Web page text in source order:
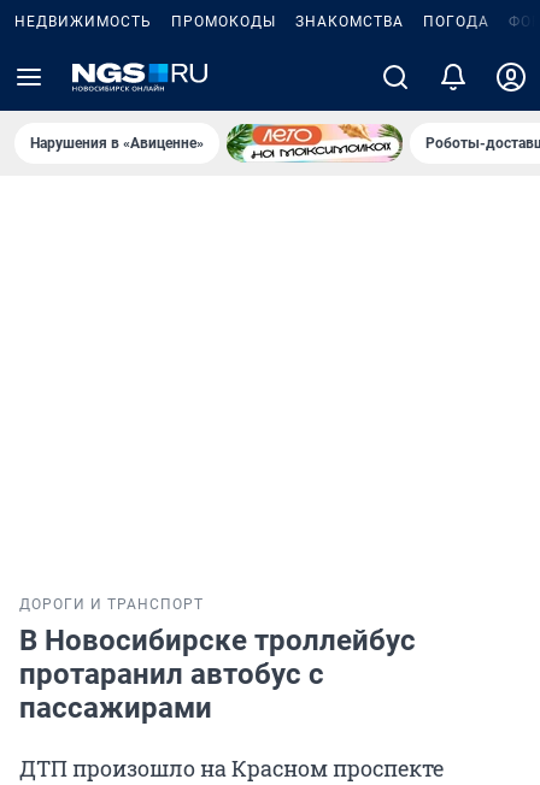
НЕДВИЖИМОСТЬ ПРОМОКОДЫ ЗНАКОМСТВА ПОГОДА
Нарушения в «Авиценне» Роботы-
ДОРОГИ И ТРАНСПОРТ
В Новосибирске троллейбус
протаранил автобус с
пассажирами
ДТП произошло на Красном проспекте